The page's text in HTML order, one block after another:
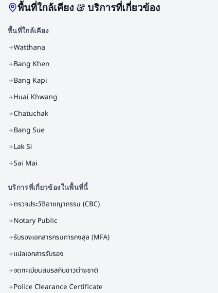
พื้นที่ใกล้เคียง & บริการที่เกี่ยวข้อง
พื้นที่ใกล้เคียง
Watthana
Bang Khen
Bang Kapi
Huai Khwang
Chatuchak
Bang Sue
Lak Si
Sai Mai
บริการที่เกี่ยวข้องในพื้นที่นี้
ตรวจประวัติอาชญากรรม (CBC)
Notary Public
รับรองเอกสารกรมการกงสุล (MFA)
แปลเอกสารรับรอง
จดทะเบียนสมรสกับชาวต่างชาติ
Police Clearance Certificate